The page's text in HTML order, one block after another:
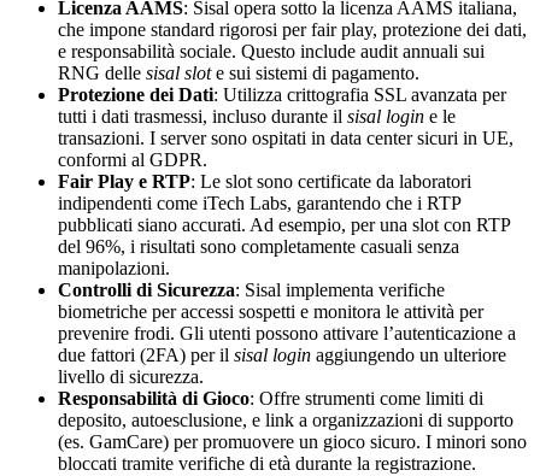
Licenza AAMS: Sisal opera sotto la licenza AAMS italiana,
che impone standard rigorosi per fair play, protezione dei dati,
e responsabilità sociale. Questo include audit annuali sui
RNG delle sisal slote sui sistemi di pagamento.
Protezione dei Dati: Utilizza crittografia SSL avanzata per
tutti i dati trasmessi, incluso durante il sisal login e le
transazioni. I server sono ospitati in data center sicuri in UE,
conformi al GDPR.
Fair Play e RTP: Le slot sono certificate da laboratori
indipendenti come iTech Labs, garantendo che i RTP
pubblicati siano accurati. Ad esempio, per una slot con RTP
del 96%, i risultati sono completamente casuali senza
manipolazioni.
Controlli di Sicurezza: Sisal implementa verifiche
biometriche per accessi sospetti e monitora le attività per
prevenire frodi. Gli utenti possono attivare l’autenticazione a
due fattori (2FA) per il sisal login aggiungendo un ulteriore
livello di sicurezza.
Responsabilità di Gioco: Offre strumenti come limiti di
deposito, autoesclusione, e link a organizzazioni di supporto
(es. GamCare) per promuovere un gioco sicuro. I minori sono
bloccati tramite verifiche di età durante la registrazione.